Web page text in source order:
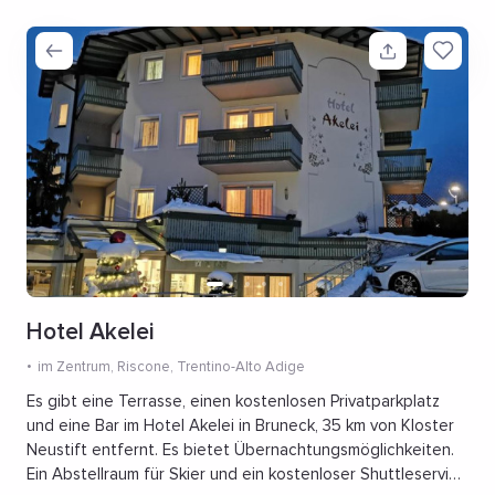
Hotel Akelei
im Zentrum, Riscone, Trentino-Alto Adige
Es gibt eine Terrasse, einen kostenlosen Privatparkplatz
und eine Bar im Hotel Akelei in Bruneck, 35 km von Kloster
Neustift entfernt. Es bietet Übernachtungsmöglichkeiten.
Ein Abstellraum für Skier und ein kostenloser Shuttleservice